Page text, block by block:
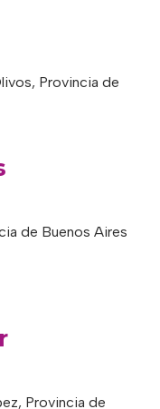
Provincia de
de Buenos Aires
Provincia de